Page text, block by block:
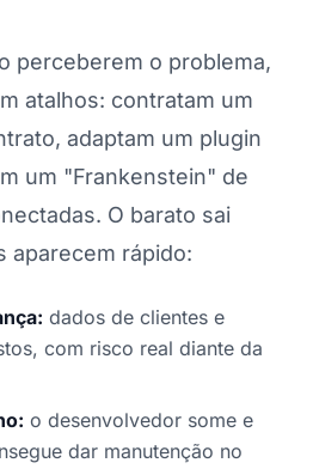
perceberem o problema,
atalhos: contratam um
adaptam um plugin
um "Frankenstein" de
O barato sai
aparecem rápido:
dados de clientes e
com risco real diante da
o desenvolvedor some e
dar manutenção no